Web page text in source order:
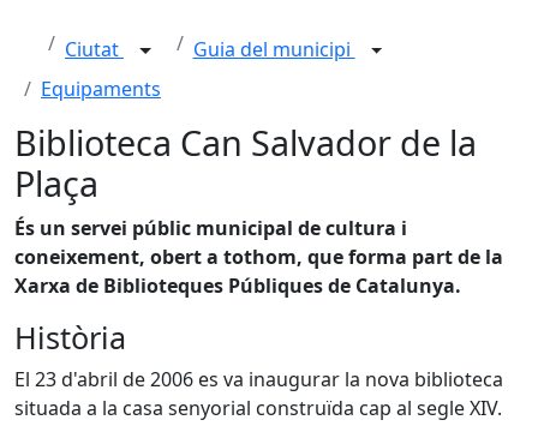
Ciutat
Guia del municipi
Equipaments
Biblioteca Can Salvador de la
Plaça
És un servei públic municipal de cultura i
coneixement, obert a tothom, que forma part de la
Xarxa de Biblioteques Públiques de Catalunya.
Història
El 23 d'abril de 2006 es va inaugurar la nova biblioteca
situada a la casa senyorial construïda cap al segle XIV.